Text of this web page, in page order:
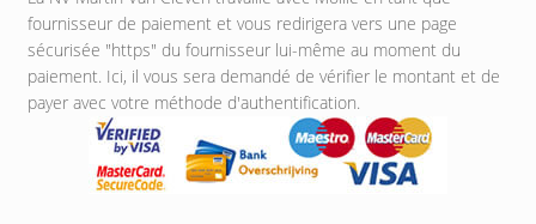
fournisseur de paiement et vous redirigera vers une page
sécurisée "https" du fournisseur lui-même au moment du
paiement. Ici, il vous sera demandé de vérifier le montant et de
payer avec votre méthode d'authentification.